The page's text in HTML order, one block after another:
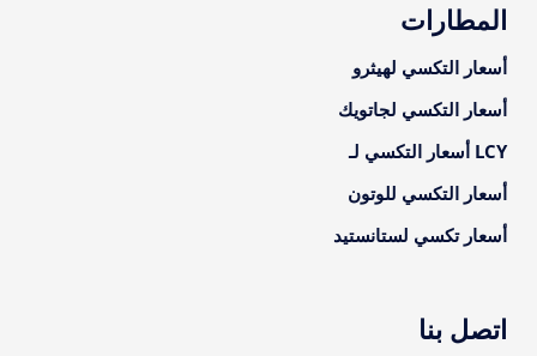
المطارات
أسعار التكسي لهيثرو
أسعار التكسي لجاتويك
LCY أسعار التكسي لـ
أسعار التكسي للوتون
أسعار تكسي لستانستيد
اتصل بنا